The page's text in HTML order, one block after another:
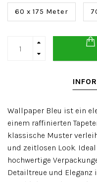
60 x 175 Meter
Wallpaper Bleu ist ein
einem raffinierten
klassische Muster
und zeitlosen Look.
hochwertige
Detailtreue und Eleganz